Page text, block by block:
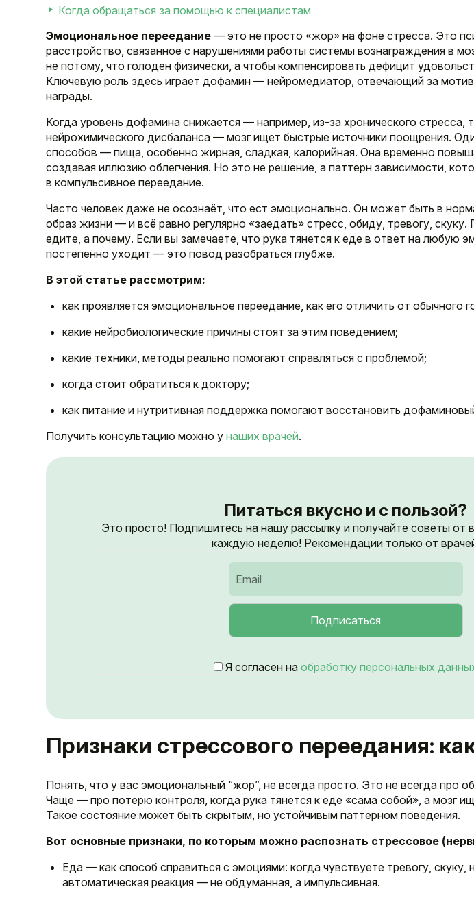
Когда обращаться за помощью к специалистам
Эмоциональное переедание — это не просто «жор» на фоне стресса. Это
расстройство, связанное с нарушениями работы системы вознаграждения в
не потому, что голоден физически, а чтобы компенсировать дефицит
Ключевую роль здесь играет дофамин — нейромедиатор, отвечающий за
награды.
Когда уровень дофамина снижается — например, из-за хронического стресса,
нейрохимического дисбаланса — мозг ищет быстрые источники поощрения.
способов — пища, особенно жирная, сладкая, калорийная. Она временно
создавая иллюзию облегчения. Но это не решение, а паттерн зависимости,
в компульсивное переедание.
Часто человек даже не осознаёт, что ест эмоционально. Он может быть в
образ жизни — и всё равно регулярно «заедать» стресс, обиду, тревогу,
едите, а почему. Если вы замечаете, что рука тянется к еде в ответ на любую
постепенно уходит — это повод разобраться глубже.
В этой статье рассмотрим:
как проявляется эмоциональное переедание, как его отличить от обычного
какие нейробиологические причины стоят за этим поведением;
какие техники, методы реально помогают справляться с проблемой;
когда стоит обратиться к доктору;
как питание и нутритивная поддержка помогают восстановить
Получить консультацию можно унаших врачей.
Питаться вкусно и с пользой?
Это просто! Подпишитесь на нашу рассылку и получайте советы от
каждую неделю! Рекомендации только от
Я согласен на обработку персональных
Признаки стрессового переедания:
Понять, что у вас эмоциональный “жор”, не всегда просто. Это не всегда про
Чаще — про потерю контроля, когда рука тянется к еде «сама собой», а мозг
Такое состояние может быть скрытым, но устойчивым паттерном поведения.
Вот основные признаки, по которым можно распознать стрессовое
Еда — как способ справиться с эмоциями: когда чувствуете тревогу,
автоматическая реакция — не обдуманная, а импульсивная.